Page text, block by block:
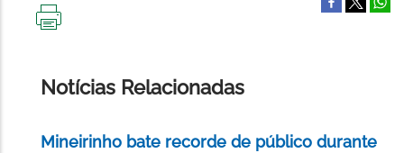
Notícias Relacionadas
Mineirinho bate recorde de público durante